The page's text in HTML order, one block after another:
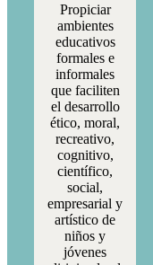
Propiciar
ambientes
educativos
formales e
informales
que faciliten
el desarrollo
ético, moral,
recreativo,
cognitivo,
científico,
social,
empresarial y
artístico de
niños y
jóvenes